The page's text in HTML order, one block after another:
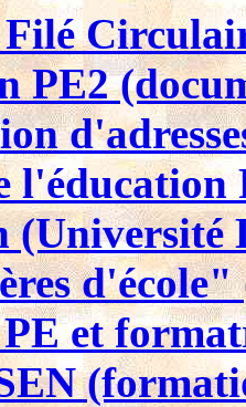
Filé
PE2
l'éducation
(Université
et